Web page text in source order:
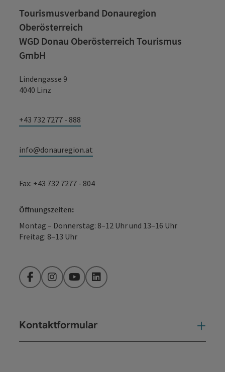
Tourismusverband Donauregion
Oberösterreich
WGD Donau Oberösterreich Tourismus
GmbH
Lindengasse 9
4040 Linz
+43 732 7277 - 888
info@donauregion.at
Fax: +43 732 7277 - 804
Öffnungszeiten:
Montag – Donnerstag: 8–12 Uhr und 13–16 Uhr
Freitag: 8–13 Uhr
FacebookInstagramYouTubeLinkedIn
Kontaktformular